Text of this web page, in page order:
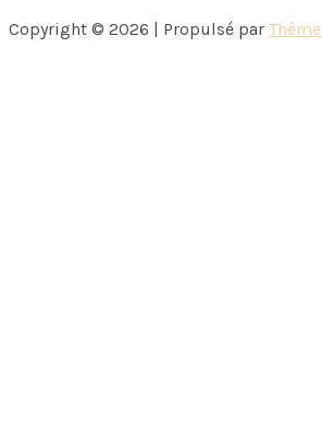
Copyright © 2026 | Propulsé par